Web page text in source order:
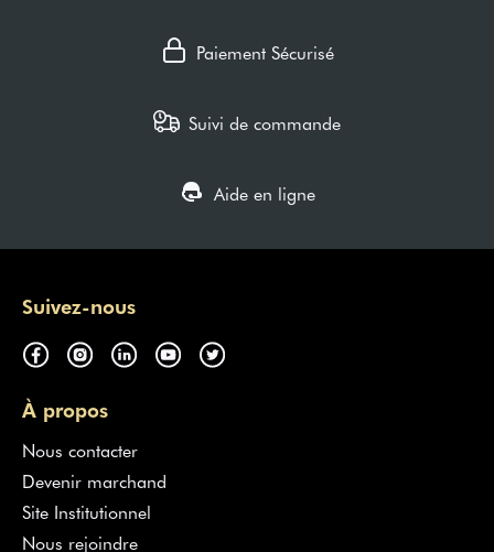
Paiement Sécurisé
Suivi de commande
Aide en ligne
Suivez-nous
À propos
Nous contacter
Devenir marchand
Site Institutionnel
Nous rejoindre